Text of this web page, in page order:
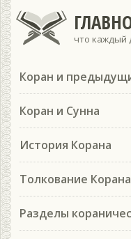
что каждый
Коран и
Коран и Сунна
История Корана
Толкование Корана
Разделы